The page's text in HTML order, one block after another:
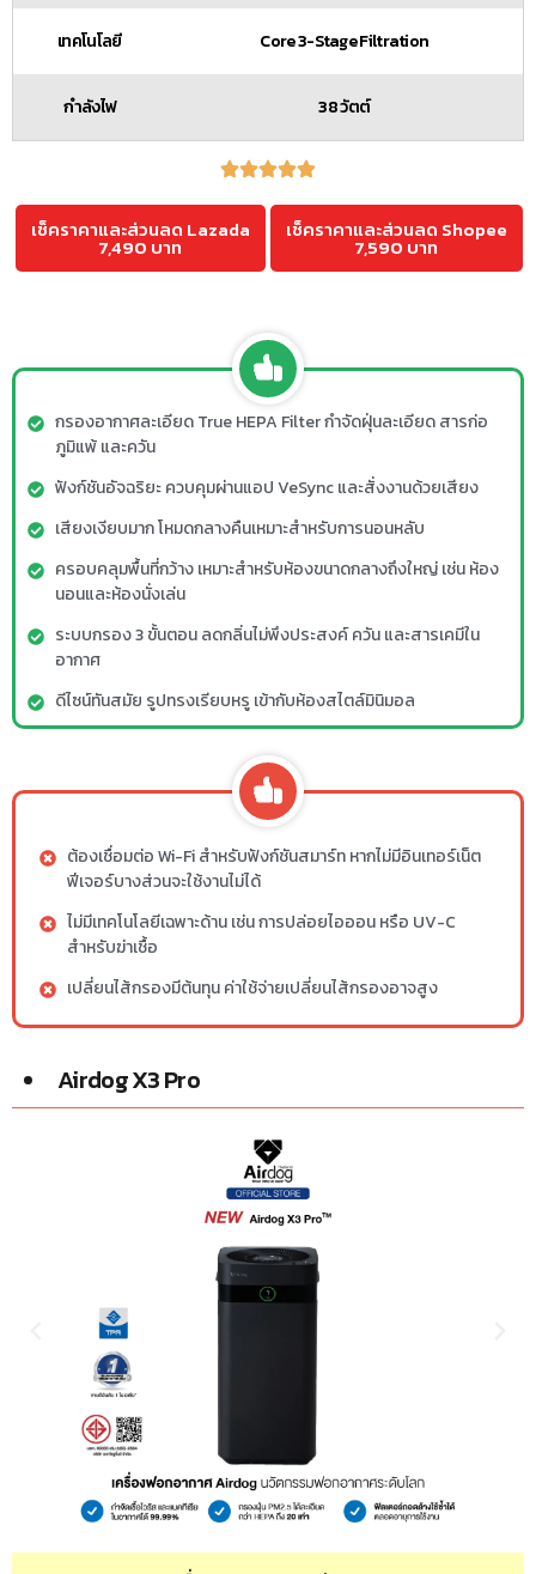
เทคโนโลยี Core 3-Stage Filtration
กำลังไฟ 38 วัตต์
เช็คราคาและส่วนลด Lazada
7,490 บาท
เช็คราคาและส่วนลด Shopee
7,590 บาท
กรองอากาศละเอียด True HEPA Filter กำจัดฝุ่นละเอียด สารก่อ
ภูมิแพ้ และควัน
ฟังก์ชันอัจฉริยะ ควบคุมผ่านแอป VeSync และสั่งงานด้วยเสียง
เสียงเงียบมาก โหมดกลางคืนเหมาะสำหรับการนอนหลับ
ครอบคลุมพื้นที่กว้าง เหมาะสำหรับห้องขนาดกลางถึงใหญ่ เช่น ห้อง
นอนและห้องนั่งเล่น
ระบบกรอง 3 ขั้นตอน ลดกลิ่นไม่พึงประสงค์ ควัน และสารเคมีใน
อากาศ
ดีไซน์ทันสมัย รูปทรงเรียบหรู เข้ากับห้องสไตล์มินิมอล
ต้องเชื่อมต่อ Wi-Fi สำหรับฟังก์ชันสมาร์ท หากไม่มีอินเทอร์เน็ต
ฟีเจอร์บางส่วนจะใช้งานไม่ได้
ไม่มีเทคโนโลยีเฉพาะด้าน เช่น การปล่อยไอออน หรือ UV-C
สำหรับฆ่าเชื้อ
เปลี่ยนไส้กรองมีต้นทุน ค่าใช้จ่ายเปลี่ยนไส้กรองอาจสูง
Airdog X3 Pro